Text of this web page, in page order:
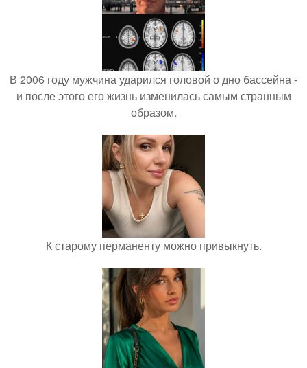
В 2006 году мужчина ударился головой о дно бассейна -
и после этого его жизнь изменилась самым странным
образом.
К старому перманенту можно привыкнуть.